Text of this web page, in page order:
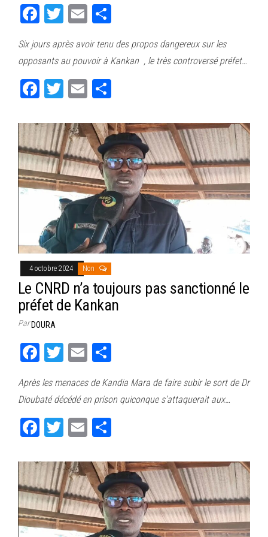
Fa
bo
ok
T
tt
er
E
ail ag
er
Six jours après avoir tenu des propos dangereux sur les
opposants au pouvoir à Kankan , le très controversé préfet…
Fa
bo
ok
T
tt
er
E
ail ag
er
4 octobre 2024 Non
Le CNRD n’a toujours pas sanctionné le
préfet de Kankan
ParDOURA
Fa
bo
ok
T
tt
er
E
ail ag
er
Après les menaces de Kandia Mara de faire subir le sort de Dr
Dioubaté décédé en prison quiconque s’attaquerait aux…
Fa
bo
ok
T
tt
er
E
ail ag
er